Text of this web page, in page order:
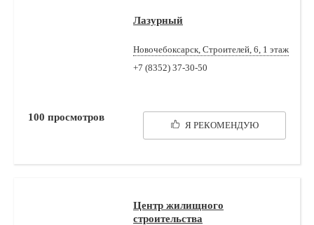
Лазурный
Новочебоксарск, Строителей, 6, 1 этаж
+7 (8352) 37-30-50
Я РЕКОМЕНДУЮ
100 просмотров
Центр жилищного
строительства